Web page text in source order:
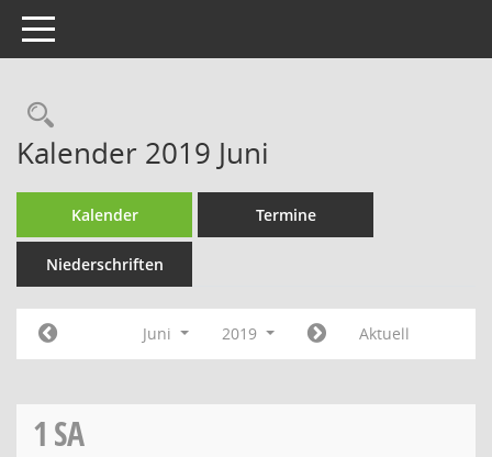
Toggle navigation
Rechercheauswahl
Kalender 2019 Juni
Kalender Termine
Niederschriften
Juni 2019 Aktuell
1 SA